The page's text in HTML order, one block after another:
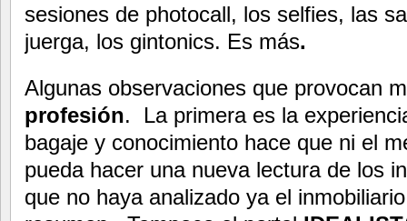
sesiones de photocall, los selfies, las
juerga, los gintonics. Es más.
Algunas observaciones que provocan
profesión. La primera es la
bagaje y conocimiento hace que ni el
pueda hacer una nueva lectura de los
que no haya analizado ya el